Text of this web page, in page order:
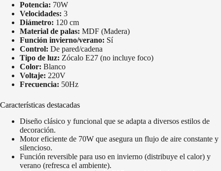
Potencia: 70W
Velocidades: 3
Diámetro: 120 cm
Material de palas: MDF (Madera)
Función invierno/verano: Sí
Control: De pared/cadena
Tipo de luz: Zócalo E27 (no incluye foco)
Color: Blanco
Voltaje: 220V
Frecuencia: 50Hz
Características destacadas
Diseño clásico y funcional que se adapta a diversos estilos de
decoración.
Motor eficiente de 70W que asegura un flujo de aire constante y
silencioso.
Función reversible para uso en invierno (distribuye el calor) y
verano (refresca el ambiente).